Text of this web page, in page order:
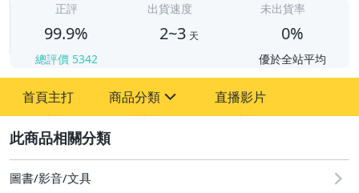
正評
99.9%
總評價 5342
出貨速度
2~3 天
未出貨率
0%
優於全站平均
首頁主打 商品分類
一元起標唱片
直播影片
圖書/影音/文具